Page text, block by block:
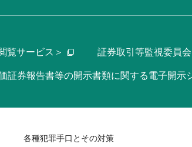
覧サービス＞ 証券取引等監視委員
証券報告書等の開示書類に関する電子開示
各種犯罪手口とその対策